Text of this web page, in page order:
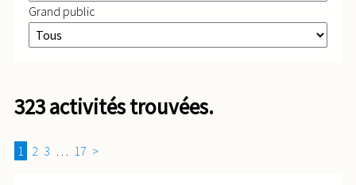
Grand public
323 activités trouvées.
1 2 3 … 17 >